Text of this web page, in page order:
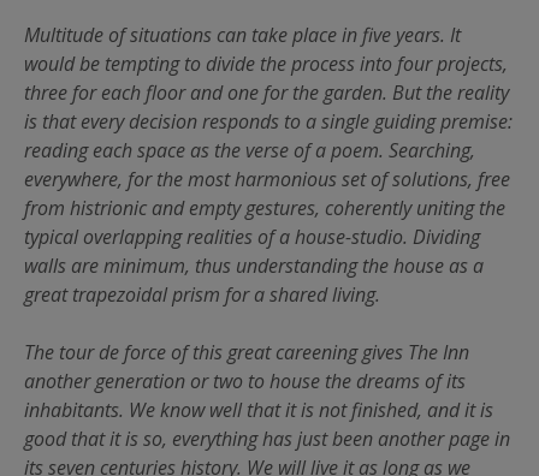
Multitude of situations can take place in five years. It
would be tempting to divide the process into four projects,
three for each floor and one for the garden. But the reality
is that every decision responds to a single guiding premise:
reading each space as the verse of a poem. Searching,
everywhere, for the most harmonious set of solutions, free
from histrionic and empty gestures, coherently uniting the
typical overlapping realities of a house-studio. Dividing
walls are minimum, thus understanding the house as a
great trapezoidal prism for a shared living.
The tour de force of this great careening gives The Inn
another generation or two to house the dreams of its
inhabitants. We know well that it is not finished, and it is
good that it is so, everything has just been another page in
its seven centuries history. We will live it as long as we